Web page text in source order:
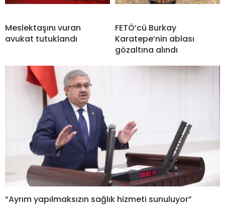
Meslektaşını vuran
avukat tutuklandı
FETÖ’cü Burkay
Karatepe’nin ablası
gözaltına alındı
“Ayrım yapılmaksızın sağlık hizmeti sunuluyor”